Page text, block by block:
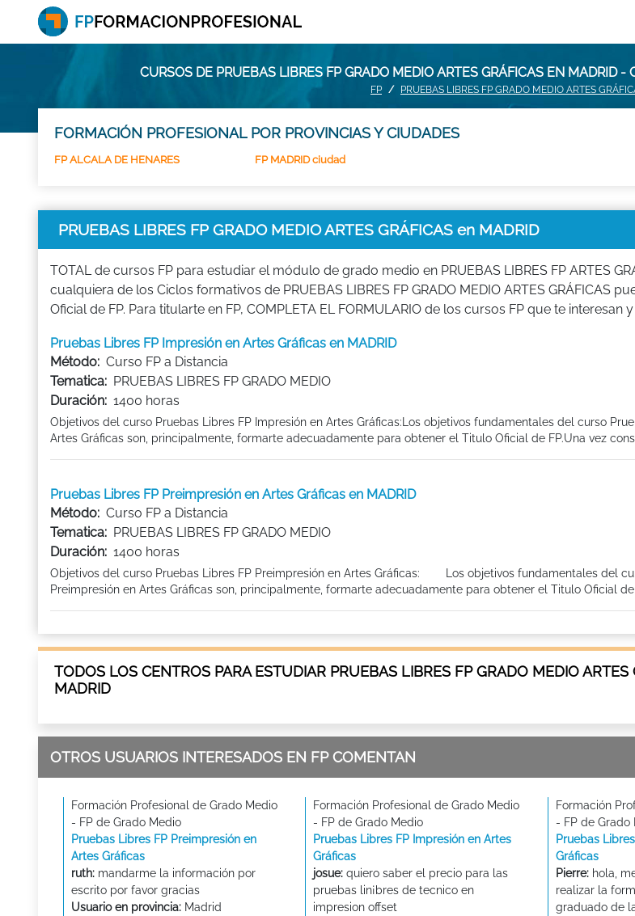
CURSOS DE PRUEBAS LIBRES FP GRADO MEDIO ARTES GRÁFICAS EN MADRID
FP PRUEBAS LIBRES FP GRADO MEDIO ARTES
FORMACIÓN PROFESIONAL POR PROVINCIAS Y CIUDADES
FP ALCALA DE HENARES FP MADRID ciudad
PRUEBAS LIBRES FP GRADO MEDIO ARTES GRÁFICAS en MADRID
TOTAL de cursos FP para estudiar el módulo de grado medio en PRUEBAS LIBRES FP ARTES
cualquiera de los Ciclos formativos de PRUEBAS LIBRES FP GRADO MEDIO ARTES GRÁFICAS
Oficial de FP. Para titularte en FP, COMPLETA EL FORMULARIO de los cursos FP que te interesan
Pruebas Libres FP Impresión en Artes Gráficas en MADRID
Método: Curso FP a Distancia
Tematica: PRUEBAS LIBRES FP GRADO MEDIO
Duración: 1400 horas
Objetivos del curso Pruebas Libres FP Impresión en Artes Gráficas:Los objetivos fundamentales del curso
Artes Gráficas son, principalmente, formarte adecuadamente para obtener el Titulo Oficial de FP.Una vez
Pruebas Libres FP Preimpresión en Artes Gráficas en MADRID
Método: Curso FP a Distancia
Tematica: PRUEBAS LIBRES FP GRADO MEDIO
Duración: 1400 horas
Objetivos del curso Pruebas Libres FP Preimpresión en Artes Gráficas: Los objetivos fundamentales del
Preimpresión en Artes Gráficas son, principalmente, formarte adecuadamente para obtener el Titulo Oficial de
TODOS LOS CENTROS PARA ESTUDIAR PRUEBAS LIBRES FP GRADO MEDIO ARTES
MADRID
OTROS USUARIOS INTERESADOS EN FP COMENTAN
Formación Profesional de Grado Medio
- FP de Grado Medio
Pruebas Libres FP Preimpresión en
Artes Gráficas
ruth: mandarme la información por
escrito por favor gracias
Usuario en provincia: Madrid
Formación Profesional de Grado Medio
- FP de Grado Medio
Pruebas Libres FP Impresión en Artes
Gráficas
josue: quiero saber el precio para las
pruebas lin¡bres de tecnico en
impresion offset
Formación
- FP de Grado
Pruebas
Gráficas
Pierre:hola,
realizar la
graduado de